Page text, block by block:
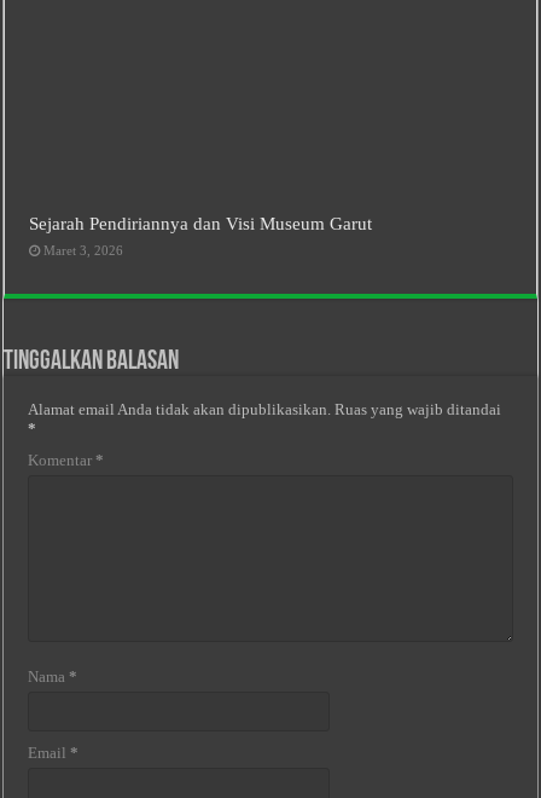
Sejarah Pendiriannya dan Visi Museum Garut
Maret 3, 2026
Tinggalkan Balasan
Alamat email Anda tidak akan dipublikasikan. Ruas yang wajib ditandai
*
Komentar *
Nama *
Email *